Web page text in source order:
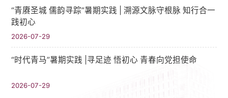
“青赓圣城 儒韵寻踪”暑期实践​ | 溯源文脉守根脉 知行合一
践初心
2026-07-29
“时代青马”暑期实践 |寻足迹 悟初心 青春向党担使命
2026-07-29